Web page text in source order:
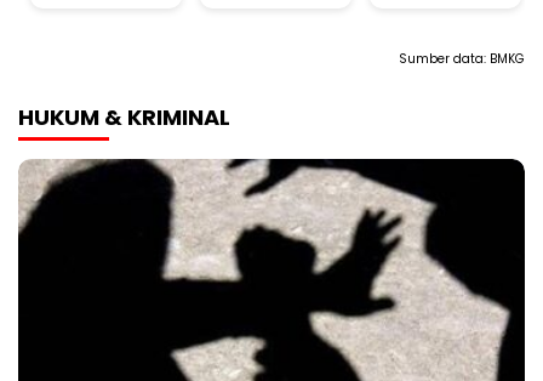
Sumber data: BMKG
HUKUM & KRIMINAL